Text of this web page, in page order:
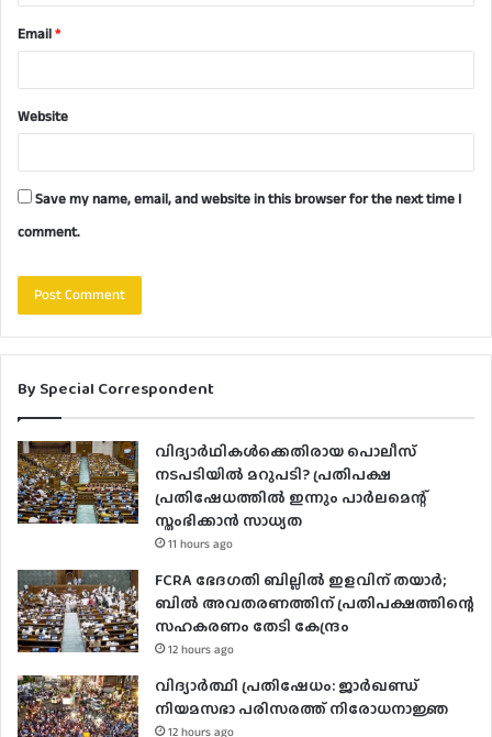
Email*
Website
Save my name, email, and website in this browser for the next time I
comment.
By Special Correspondent
വിദ്യാര്‍ഥികള്‍ക്കെതിരായ പൊലീസ്
നടപടിയില്‍ മറുപടി? പ്രതിപക്ഷ
പ്രതിഷേധത്തില്‍ ഇന്നും പാര്‍ലമെന്റ്
സ്തംഭിക്കാന്‍ സാധ്യത
11 hours ago
FCRA ഭേദഗതി ബില്ലിൽ ഇളവിന് തയാർ;
ബിൽ അവതരണത്തിന് പ്രതിപക്ഷത്തിന്റെ
സഹകരണം തേടി കേന്ദ്രം
12 hours ago
വിദ്യാർത്ഥി പ്രതിഷേധം: ജാർഖണ്ഡ്
നിയമസഭാ പരിസരത്ത് നിരോധനാജ്ഞ
12 hours ago